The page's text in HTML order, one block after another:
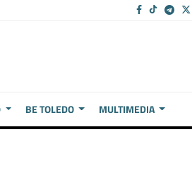
BE TOLEDO MULTIMEDIA